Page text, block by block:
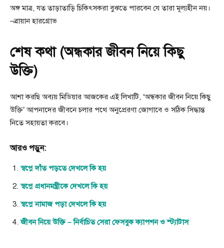
অঙ্গ মাত্র, যত তাড়াতাড়ি চিকিৎসকরা বুঝতে পারবেন যে তারা মূল্যহীন নয়।
–ব্রায়ান হারগ্রোভ
শেষ কথা (অন্ধকার জীবন নিয়ে কিছু
উক্তি)
আশা করছি অব্যয় মিডিয়ার আজকের এই লিখাটি, ‘অন্ধকার জীবন নিয়ে কিছু
উক্তি’ আপনাদের জীবনে চলার পথে অনুপ্রেরণা জোগাবে ও সঠিক সিদ্ধান্ত
নিতে সহায়তা করবে।
আরও পড়ুন:
স্বপ্নে দাঁত পড়তে দেখলে কি হয়
স্বপ্নে প্রধানমন্ত্রীকে দেখলে কি হয়
স্বপ্নে নামাজ পড়া দেখলে কি হয়
জীবন নিয়ে উক্তি – নির্বাচিত সেরা ফেসবুক ক্যাপশন ও স্ট্যাটাস